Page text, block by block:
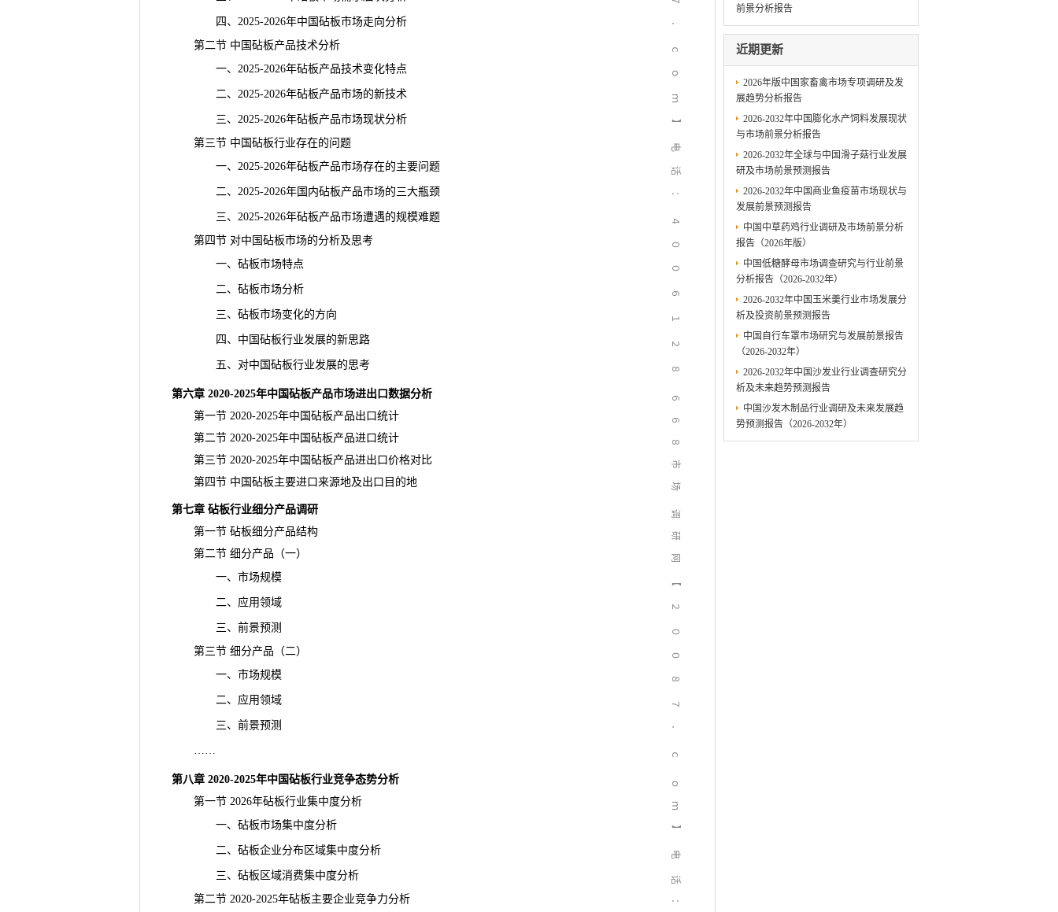
四、2025-2026年中国砧板市场走向分析 ．
第二节 中国砧板产品技术分析 ｃ
一、2025-2026年砧板产品技术变化特点 ｏ
二、2025-2026年砧板产品市场的新技术 ｍ
三、2025-2026年砧板产品市场现状分析 】
第三节 中国砧板行业存在的问题 电
一、2025-2026年砧板产品市场存在的主要问题 话
二、2025-2026年国内砧板产品市场的三大瓶颈 ：
三、2025-2026年砧板产品市场遭遇的规模难题 ４
第四节 对中国砧板市场的分析及思考 ０
一、砧板市场特点 ０
二、砧板市场分析 ６
三、砧板市场变化的方向 １
四、中国砧板行业发展的新思路 ２
五、对中国砧板行业发展的思考 ８
第六章 2020-2025年中国砧板产品市场进出口数据分析 ６
第一节 2020-2025年中国砧板产品出口统计 ６
第二节 2020-2025年中国砧板产品进口统计 ８
第三节 2020-2025年中国砧板产品进出口价格对比 市
第四节 中国砧板主要进口来源地及出口目的地 场
第七章 砧板行业细分产品调研 调
第一节 砧板细分产品结构 研
第二节 细分产品（一） 网
一、市场规模 【
二、应用领域 ２
三、前景预测 ０
第三节 细分产品（二） ０
一、市场规模 ８
二、应用领域 ７
三、前景预测 ．
…… ｃ
第八章 2020-2025年中国砧板行业竞争态势分析 ｏ
第一节 2026年砧板行业集中度分析 ｍ
一、砧板市场集中度分析 】
二、砧板企业分布区域集中度分析 电
三、砧板区域消费集中度分析 话
第二节 2020-2025年砧板主要企业竞争力分析 ：
前景分析报告
近期更新
2026年版中国家畜禽市场专项调研及发
展趋势分析报告
2026-2032年中国膨化水产饲料发展现状
与市场前景分析报告
2026-2032年全球与中国滑子菇行业发展
研及市场前景预测报告
2026-2032年中国商业鱼疫苗市场现状与
发展前景预测报告
中国中草药鸡行业调研及市场前景分析
报告（2026年版）
中国低糖酵母市场调查研究与行业前景
分析报告（2026-2032年）
2026-2032年中国玉米羹行业市场发展分
析及投资前景预测报告
中国自行车罩市场研究与发展前景报告
（2026-2032年）
2026-2032年中国沙发业行业调查研究分
析及未来趋势预测报告
中国沙发木制品行业调研及未来发展趋
势预测报告（2026-2032年）